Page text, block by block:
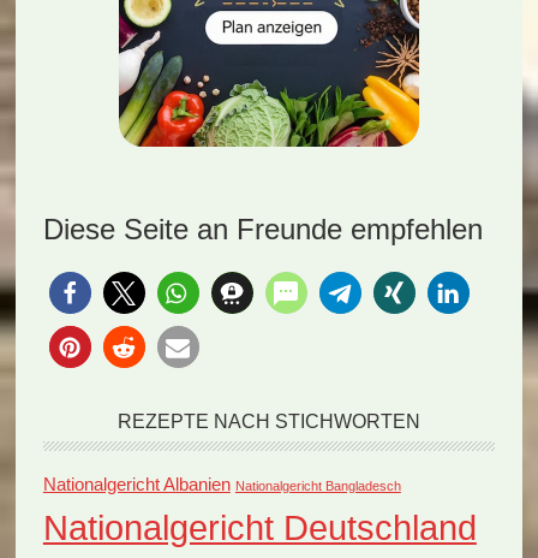
Diese Seite an Freunde empfehlen
REZEPTE NACH STICHWORTEN
Nationalgericht Albanien Nationalgericht Bangladesch
Nationalgericht Deutschland